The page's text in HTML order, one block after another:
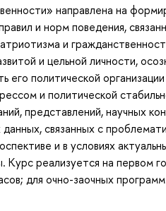
направлена на
и норм поведения,
и
и цельной личности,
его политической
и политической
представлений, научных
связанных с
и в условиях
реализуется на первом
для очно-заочных